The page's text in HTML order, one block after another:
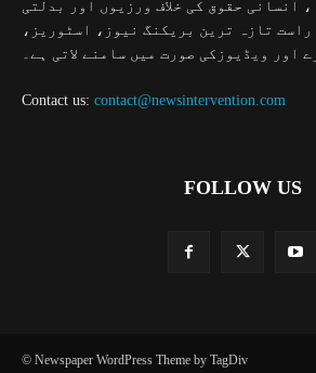
، انسانی حقوق کی خلاف ورزیوں اور بدلتی
تازہ ترین بریکنگ نیوز، اسٹوریز،
اور ویڈیوزکی صورت میں سامنے لاتی ہے۔
Contact us: contact@newsintervention.com
FOLLOW US
© Newspaper WordPress Theme by TagDiv